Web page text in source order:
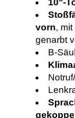
10"-
vorn, mit
genarbt
B-